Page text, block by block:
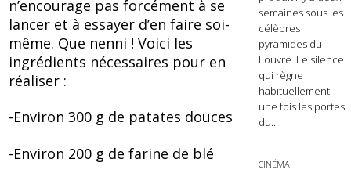
n’encourage pas forcément à se
lancer et à essayer d’en faire soi-
même. Que nenni ! Voici les
ingrédients nécessaires pour en
réaliser :
-Environ 300 g de patates douces
-Environ 200 g de farine de blé
semaines sous les
célèbres
pyramides du
Louvre. Le silence
qui règne
habituellement
une fois les portes
du...
CINÉMA